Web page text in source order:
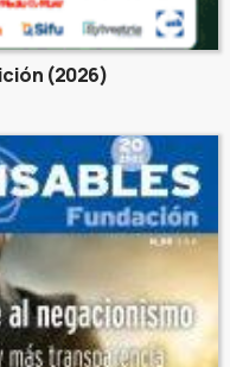
(2026)